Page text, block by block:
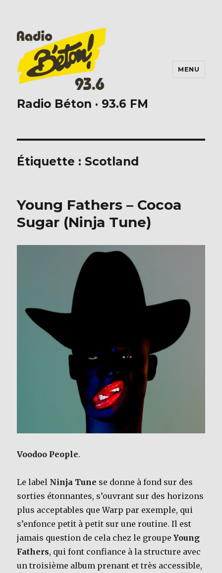
Radio Béton · 93.6 FM
MENU
Étiquette : Scotland
Young Fathers – Cocoa
Sugar (Ninja Tune)
Voodoo People.
Le label Ninja Tune se donne à fond sur des
sorties étonnantes, s’ouvrant sur des horizons
plus acceptables que Warp par exemple, qui
s’enfonce petit à petit sur une routine. Il est
jamais question de cela chez le groupeYoung
Fathers, qui font confiance à la structure avec
un troisième album prenant et très accessible,